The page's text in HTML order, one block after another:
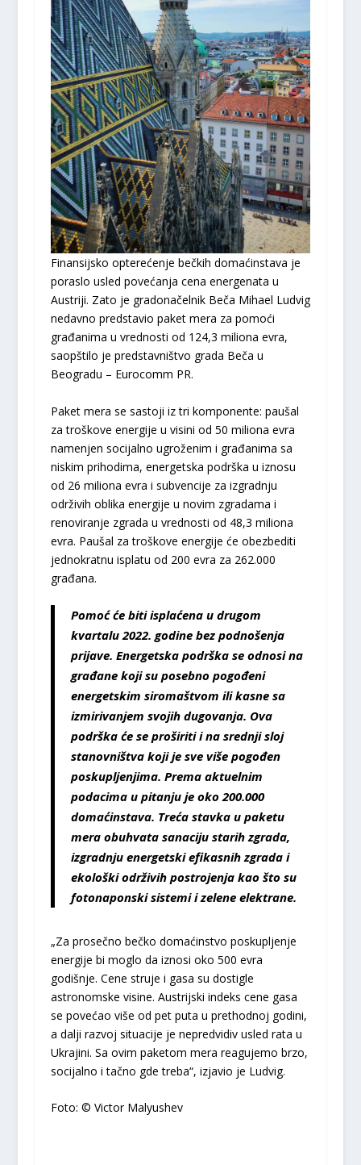
Finansijsko opterećenje bečkih domaćinstava je
poraslo usled povećanja cena energenata u
Austriji. Zato je gradonačelnik Beča Mihael Ludvig
nedavno predstavio paket mera za pomoći
građanima u vrednosti od 124,3 miliona evra,
saopštilo je predstavništvo grada Beča u
Beogradu – Eurocomm PR.
Paket mera se sastoji iz tri komponente: paušal
za troškove energije u visini od 50 miliona evra
namenjen socijalno ugroženim i građanima sa
niskim prihodima, energetska podrška u iznosu
od 26 miliona evra i subvencije za izgradnju
održivih oblika energije u novim zgradama i
renoviranje zgrada u vrednosti od 48,3 miliona
evra. Paušal za troškove energije će obezbediti
jednokratnu isplatu od 200 evra za 262.000
građana.
Pomoć će biti isplaćena u drugom
kvartalu 2022. godine bez podnošenja
prijave. Energetska podrška se odnosi na
građane koji su posebno pogođeni
energetskim siromaštvom ili kasne sa
izmirivanjem svojih dugovanja. Ova
podrška će se proširiti i na srednji sloj
stanovništva koji je sve više pogođen
poskupljenjima. Prema aktuelnim
podacima u pitanju je oko 200.000
domaćinstava. Treća stavka u paketu
mera obuhvata sanaciju starih zgrada,
izgradnju energetski efikasnih zgrada i
ekološki održivih postrojenja kao što su
fotonaponski sistemi i zelene elektrane.
„Za prosečno bečko domaćinstvo poskupljenje
energije bi moglo da iznosi oko 500 evra
godišnje. Cene struje i gasa su dostigle
astronomske visine. Austrijski indeks cene gasa
se povećao više od pet puta u prethodnoj godini,
a dalji razvoj situacije je nepredvidiv usled rata u
Ukrajini. Sa ovim paketom mera reagujemo brzo,
socijalno i tačno gde treba“, izjavio je Ludvig.
Foto: © Victor Malyushev